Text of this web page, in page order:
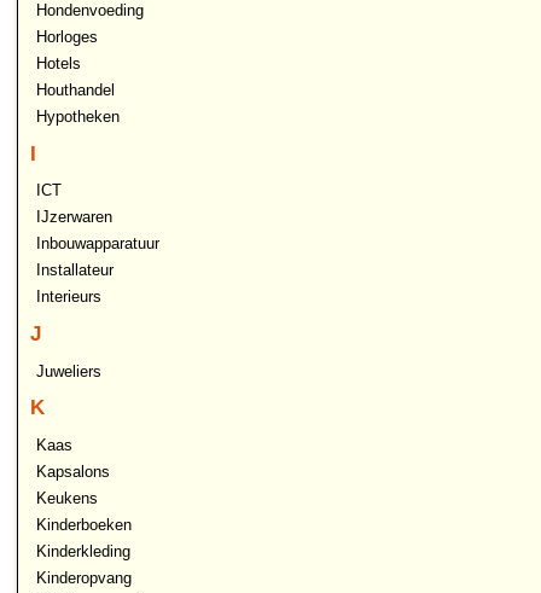
Hondenvoeding
Horloges
Hotels
Houthandel
Hypotheken
I
ICT
IJzerwaren
Inbouwapparatuur
Installateur
Interieurs
J
Juweliers
K
Kaas
Kapsalons
Keukens
Kinderboeken
Kinderkleding
Kinderopvang